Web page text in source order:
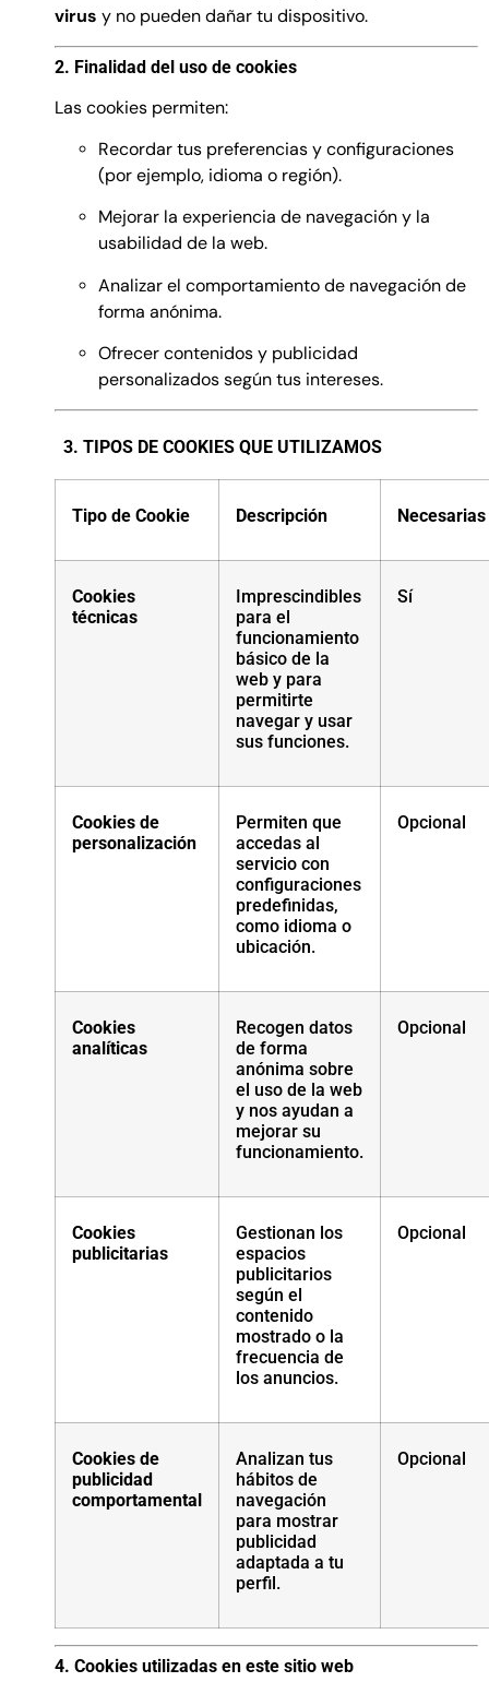
virus y no pueden dañar tu dispositivo.
2. Finalidad del uso de cookies
Las cookies permiten:
Recordar tus preferencias y configuraciones
(por ejemplo, idioma o región).
Mejorar la experiencia de navegación y la
usabilidad de la web.
Analizar el comportamiento de navegación de
forma anónima.
Ofrecer contenidos y publicidad
personalizados según tus intereses.
3. TIPOS DE COOKIES QUE UTILIZAMOS
Tipo de Cookie Descripción Necesarias
Cookies
técnicas
Imprescindibles
para el
funcionamiento
básico de la
web y para
permitirte
navegar y usar
sus funciones.
Sí
Cookies de
personalización
Permiten que
accedas al
servicio con
configuraciones
predefinidas,
como idioma o
ubicación.
Opcional
Cookies
analíticas
Recogen datos
de forma
anónima sobre
el uso de la web
y nos ayudan a
mejorar su
funcionamiento.
Opcional
Cookies
publicitarias
Gestionan los
espacios
publicitarios
según el
contenido
mostrado o la
frecuencia de
los anuncios.
Opcional
Cookies de
publicidad
comportamental
Analizan tus
hábitos de
navegación
para mostrar
publicidad
adaptada a tu
perfil.
Opcional
4. Cookies utilizadas en este sitio web